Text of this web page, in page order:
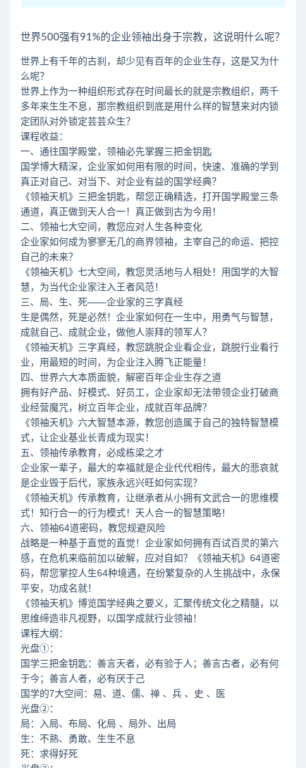
世界500强有91%的企业领袖出身于宗教，这说明什么呢？
世界上有千年的古刹，却少见有百年的企业生存，这是又为什
么呢？
世界上作为一种组织形式存在时间最长的就是宗教组织，两千
多年来生生不息，那宗教组织到底是用什么样的智慧来对内锁
定团队对外锁定芸芸众生？
课程收益：
一、通往国学殿堂，领袖必先掌握三把金钥匙
国学博大精深，企业家如何用有限的时间，快速、准确的学到
真正对自己、对当下、对企业有益的国学经典？
《领袖天机》三把金钥匙，帮您正确精选，打开国学殿堂三条
通道，真正做到天人合一！真正做到古为今用！
二、领袖七大空间，教您应对人生各种变化
企业家如何成为寥寥无几的商界领袖，主宰自己的命运、把控
自己的未来？
《领袖天机》七大空间，教您灵活地与人相处！用国学的大智
慧，为当代企业家注入王者风范！
三、局、生、死——企业家的三字真经
生是偶然，死是必然！企业家如何在一生中，用勇气与智慧，
成就自己、成就企业，做他人崇拜的领军人？
《领袖天机》三字真经，教您跳脱企业看企业，跳脱行业看行
业，用最短的时间，为企业注入腾飞正能量！
四、世界六大本质面貌，解密百年企业生存之道
拥有好产品、好模式、好员工，企业家却无法带领企业打破商
业经营魔咒，树立百年企业，成就百年品牌？
《领袖天机》六大智慧本源，教您创造属于自己的独特智慧模
式，让企业基业长青成为现实！
五、领袖传承教育，必成栋梁之才
企业家一辈子，最大的幸福就是企业代代相传，最大的悲哀就
是企业毁于后代，家族永远兴旺如何实现？
《领袖天机》传承教育，让继承者从小拥有文武合一的思维模
式！知行合一的行为模式！天人合一的智慧策略！
六、领袖64道密码，教您规避风险
战略是一种基于直觉的直觉！企业家如何拥有百试百灵的第六
感，在危机来临前加以破解，应对自如？《领袖天机》64道密
码，帮您掌控人生64种境遇，在纷繁复杂的人生挑战中，永保
平安，功成名就！
《领袖天机》博览国学经典之要义，汇聚传统文化之精髓，以
思维缔造非凡视野，以国学成就行业领袖！
课程大纲：
光盘①：
国学三把金钥匙：善言天者，必有验于人；善言古者，必有何
于今；善言人者，必有厌于己
国学的7大空间：易、道、儒、禅 、兵 、史 、医
光盘②：
局：入局、布局、化局 、局外、出局
生：不熟、勇敢、生生不息
死：求得好死